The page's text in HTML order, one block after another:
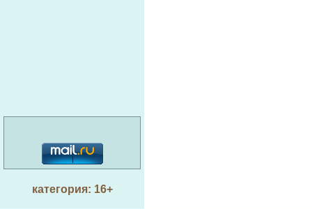
категория: 16+